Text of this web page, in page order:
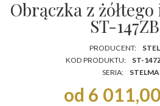
Obrączka z żółtego
ST-
PRODUCENT:
KOD PRODUKTU:
ST-
SERIA:
od 6